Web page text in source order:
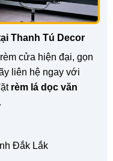
Thanh Tú Decor
cửa hiện đại, gọn
liên hệ ngay với
rèm lá dọc văn
Đắk Lắk